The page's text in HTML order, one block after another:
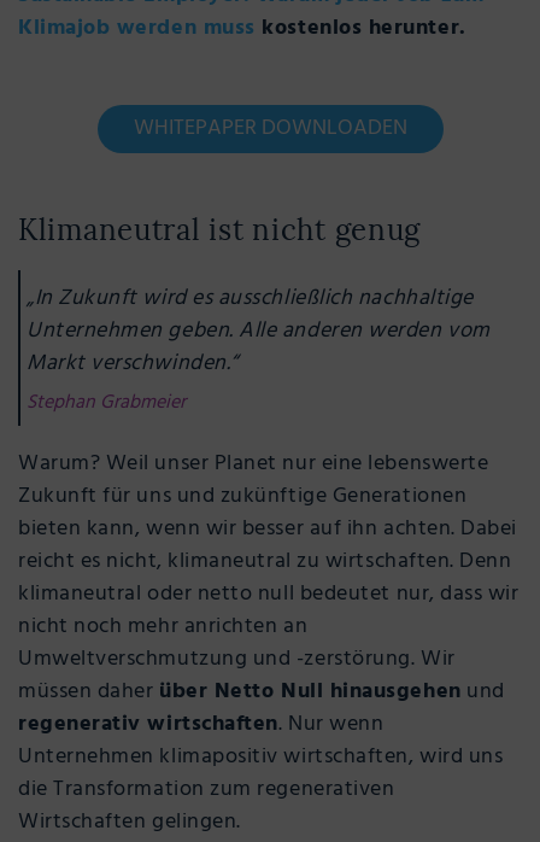
Klimajob werden muss kostenlos herunter.
WHITEPAPER DOWNLOADEN
Klimaneutral ist nicht genug
„In Zukunft wird es ausschließlich nachhaltige
Unternehmen geben. Alle anderen werden vom
Markt verschwinden.“
Stephan Grabmeier
Warum? Weil unser Planet nur eine lebenswerte
Zukunft für uns und zukünftige Generationen
bieten kann, wenn wir besser auf ihn achten. Dabei
reicht es nicht, klimaneutral zu wirtschaften. Denn
klimaneutral oder netto null bedeutet nur, dass wir
nicht noch mehr anrichten an
Umweltverschmutzung und -zerstörung. Wir
müssen daher über Netto Null hinausgehen und
regenerativ wirtschaften. Nur wenn
Unternehmen klimapositiv wirtschaften, wird uns
die Transformation zum regenerativen
Wirtschaften gelingen.